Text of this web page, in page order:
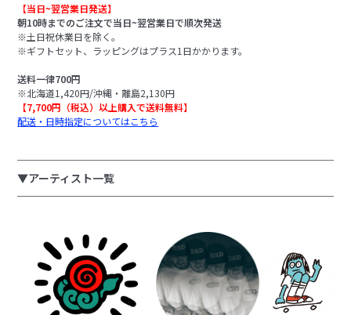
【当日~翌営業日発送】
朝10時までのご注文で当日~翌営業日で順次発送
※土日祝休業日を除く。
※ギフトセット、ラッピングはプラス1日かかります。
送料一律700円
※北海道1,420円/沖縄・離島2,130円
【7,700円（税込）以上購入で送料無料】
配送・日時指定についてはこちら
▼アーティスト一覧